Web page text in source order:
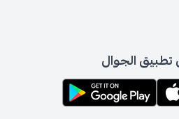
الجوال